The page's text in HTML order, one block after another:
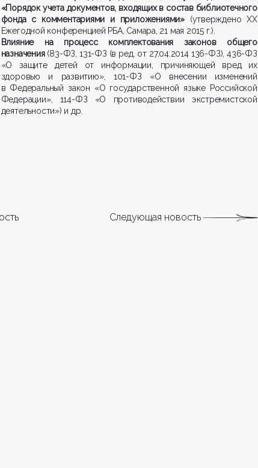
«Порядок учета документов, входящих в состав библиотечного
фонда с комментариями и приложениями»(утверждено ХХ
Ежегодной конференцией РБА, Самара, 21 мая 2015 г.).
Влияние на процесс комплектования законов общего
назначения(83-ФЗ, 131-ФЗ (в ред. от 27.04.2014 136-ФЗ), 436-ФЗ
«О защите детей от информации, причиняющей вред их
здоровью и развитию», 101-ФЗ «О внесении изменений
в Федеральный закон «О государственной языке Российской
Федерации», 114-ФЗ «О противодействии экстремистской
деятельности») и др.
Следующая новость